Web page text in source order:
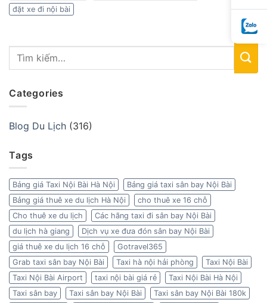
đặt xe đi nội bài
Categories
Blog Du Lịch (316)
Tags
Bảng giá Taxi Nội Bài Hà Nội
Bảng giá taxi sân bay Nội Bài
Bảng giá thuê xe du lịch Hà Nội
cho thuê xe 16 chỗ
Cho thuê xe du lịch
Các hãng taxi đi sân bay Nội Bài
du lịch hà giang
Dịch vụ xe đưa đón sân bay Nội Bài
giá thuê xe du lịch 16 chỗ
Gotravel365
Grab taxi sân bay Nội Bài
Taxi hà nội hải phòng
Taxi Nội Bài
Taxi Nội Bài Airport
taxi nội bài giá rẻ
Taxi Nội Bài Hà Nội
Taxi sân bay
Taxi sân bay Nội Bài
Taxi sân bay Nội Bài 180k